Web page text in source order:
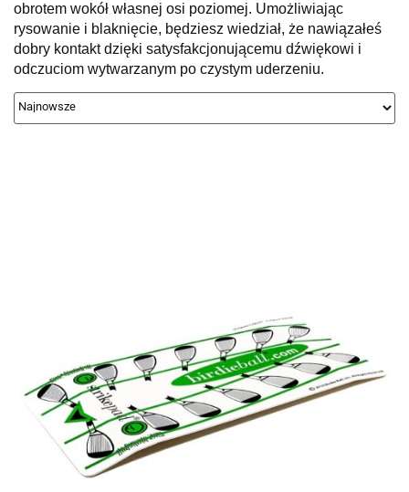
obrotem wokół własnej osi poziomej. Umożliwiając
rysowanie i blaknięcie, będziesz wiedział, że nawiązałeś
dobry kontakt dzięki satysfakcjonującemu dźwiękowi i
odczuciom wytwarzanym po czystym uderzeniu.